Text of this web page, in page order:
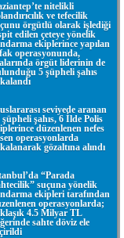
nitelikli
ve tefecilik
örgütlü olarak işlediği
edilen çeteye yönelik
ekiplerince yapılan
operasyonunda,
örgüt liderinin de
5 şüpheli şahıs
seviyede aranan
şüpheli şahıs, 6 İlde Polis
düzenlenen nefes
operasyonlarda
gözaltına alındı
“Parada
suçuna yönelik
ekipleri tarafından
operasyonlarda;
4.5 Milyar TL
sahte döviz ele